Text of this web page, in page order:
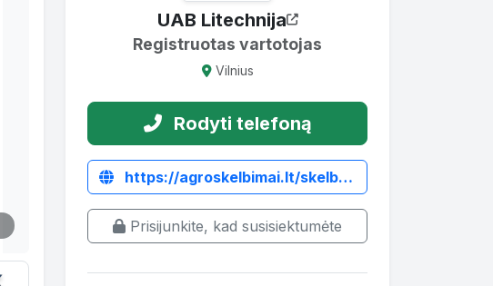
UAB Litechnija
Registruotas vartotojas
Vilnius
Rodyti telefoną
https://agroskelbimai.lt/skelbimas/528-priekine-tritaske-pakaba-f3p
Prisijunkite, kad susisiektumėte